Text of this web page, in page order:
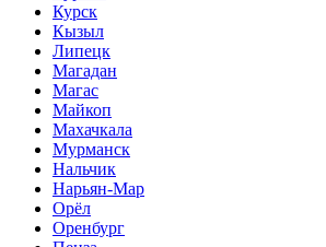
Курск
Кызыл
Липецк
Магадан
Магас
Майкоп
Махачкала
Мурманск
Нальчик
Нарьян-Мар
Орёл
Оренбург